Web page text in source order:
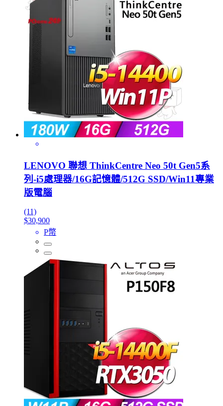
LENOVO 聯想 ThinkCentre Neo 50t Gen5系
列-i5處理器/16G記憶體/512G SSD/Win11專業
版電腦
(11)
$30,900
P幣